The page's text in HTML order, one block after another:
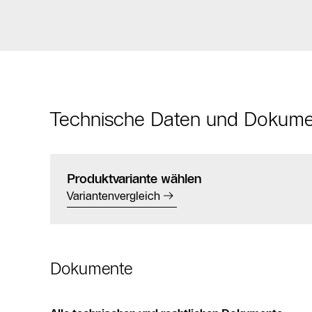
Technische Daten und
Produktvariante wählen
Variantenvergleich
Dokumente